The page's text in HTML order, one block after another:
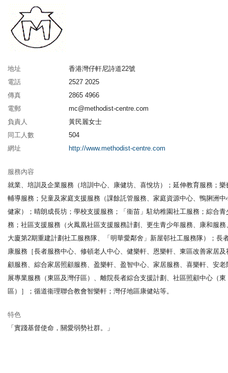
地址
香港灣仔軒尼詩道22號
電話
2527 2025
傳真
2865 4966
電郵
mc@methodist-centre.com
負責人
黃民麗女士
同工人數
504
網址
http://www.methodist-centre.com
服務內容
就業、培訓及企業服務（培訓中心、康健坊、喜悅坊）；延伸教育服務；樂
輔導服務；兒童及家庭支援服務（課餘託管服務、家庭資源中心、鴨脷洲中
健家）；晴朗成長坊；學校支援服務；「衞苗」駐幼稚園社工服務；綜合青
務；社區支援服務（火鳳凰社區支援服務計劃、更生青少年服務、康和服務
大廈第2期重建計劃社工服務隊、「明華愛鄰舍」新屋邨社工服務隊）；長
康服務［長者服務中心、修頓老人中心、健樂軒、恩樂軒、東區改善家居及
顧服務、綜合家居照顧服務、盈樂軒、盈智中心、家居服務、喜樂軒、安老
展專業服務（東區及灣仔區）、離院長者綜合支援計劃、社區照顧中心（東
區）］；循道衞理聯合教會智樂軒；灣仔地區康健站等。
特色
「實踐基督使命，關愛弱勢社群。」